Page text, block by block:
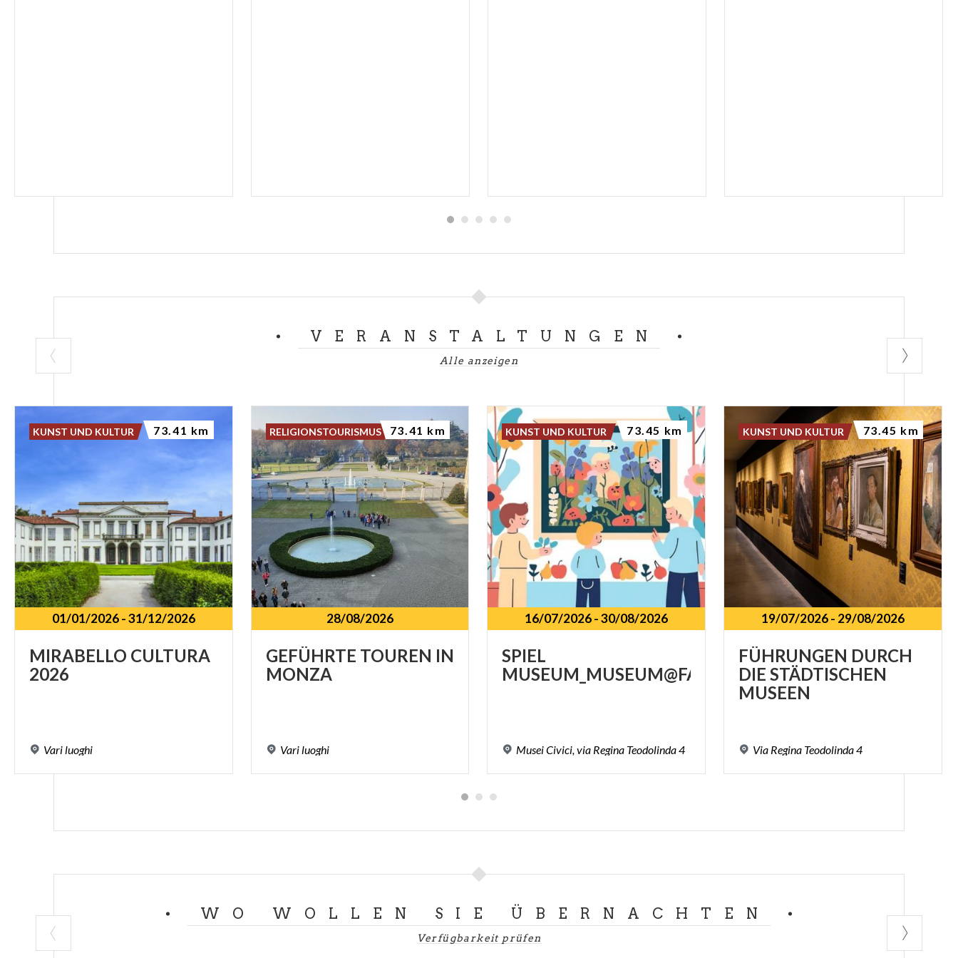
VERANSTALTUNGEN
Alle anzeigen
01/01/2026-31/12/2026
MIRABELLO CULTURA
2026
Variluoghi
KUNST UND KULTUR 73.41 km
28/08/2026
GEFÜHRTE TOUREN IN
MONZA
Variluoghi
RELIGIONSTOURISMUS 73.41 km
16/07/2026-30/08/2026
SPIEL
MUSEUM_MUSEUM@FAMILIE
MuseiCivici,via Regina Teodolinda4
KUNST UND KULTUR 73.45 km
19/07/2026- 29/08/2026
FÜHRUNGEN DURCH
DIE STÄDTISCHEN
MUSEEN
Via Regina Teodolinda4
KUNST UND KULTUR 73.45 km
WO WOLLEN SIE ÜBERNACHTEN
Verfügbarkeit prüfen